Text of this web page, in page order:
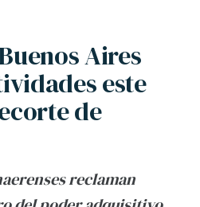
Aires
este
de
reclaman